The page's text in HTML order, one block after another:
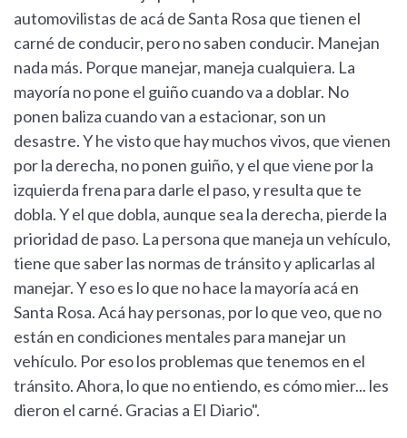
automovilistas de acá de Santa Rosa que tienen el
carné de conducir, pero no saben conducir. Manejan
nada más. Porque manejar, maneja cualquiera. La
mayoría no pone el guiño cuando va a doblar. No
ponen baliza cuando van a estacionar, son un
desastre. Y he visto que hay muchos vivos, que vienen
por la derecha, no ponen guiño, y el que viene por la
izquierda frena para darle el paso, y resulta que te
dobla. Y el que dobla, aunque sea la derecha, pierde la
prioridad de paso. La persona que maneja un vehículo,
tiene que saber las normas de tránsito y aplicarlas al
manejar. Y eso es lo que no hace la mayoría acá en
Santa Rosa. Acá hay personas, por lo que veo, que no
están en condiciones mentales para manejar un
vehículo. Por eso los problemas que tenemos en el
tránsito. Ahora, lo que no entiendo, es cómo mier... les
dieron el carné. Gracias a El Diario".